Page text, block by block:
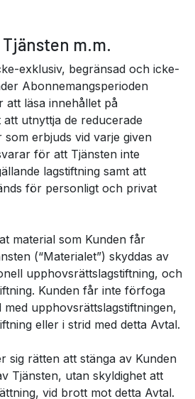
m.m.
exklusiv, begränsad och icke-
Abonnemangsperioden
att läsa innehållet på
utnyttja de reducerade
erbjuds vid varje given
för att Tjänsten inte
lagstiftning samt att
för personligt och privat
material som Kunden får
(“Materialet”) skyddas av
upphovsrättslagstiftning, och
Kunden får inte förfoga
upphovsrättslagstiftningen,
eller i strid med detta Avtal.
sig rätten att stänga av Kunden
Tjänsten, utan skyldighet att
vid brott mot detta Avtal.